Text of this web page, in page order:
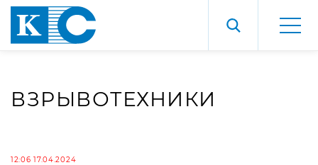
ВЗРЫВОТЕХНИКИ
12:06 17.04.2024